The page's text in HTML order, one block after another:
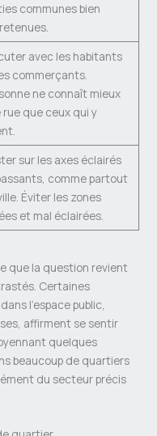
communes bien
avec les habitants
commerçants.
ne connaît mieux
rue que ceux qui y
sur les axes éclairés
comme partout
Éviter les zones
et mal éclairées.
que la question revient
Certaines
l’espace public,
affirment se sentir
quelques
beaucoup de quartiers
du secteur précis